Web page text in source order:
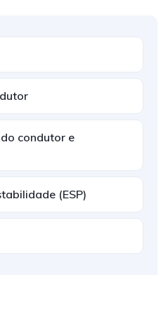
condutor e
(ESP)